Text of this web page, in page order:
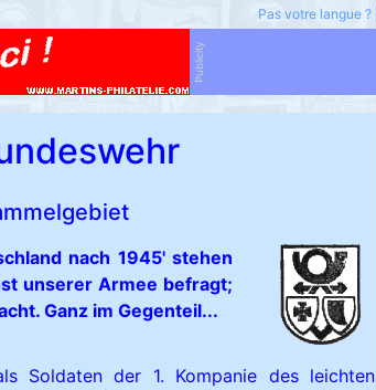
Pas votre langue ?
Publicity
nach 1945' stehen
unserer Armee befragt;
Ganz im Gegenteil...
Soldaten der 1. Kompanie des leichten